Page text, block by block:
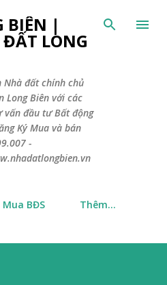
nội dung chính
BIÊN |
LONG
Nhà đất chính chủ
Long Biên với các
vấn đầu tư Bất động
Ký Mua và bán
-
BĐS Thêm…